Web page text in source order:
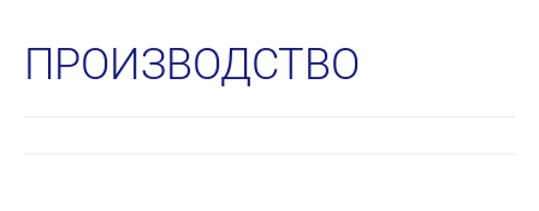
ПРОИЗВОДСТВО